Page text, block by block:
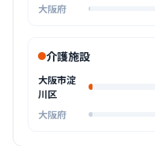
大阪府
介護施設
大阪市淀
川区
大阪府